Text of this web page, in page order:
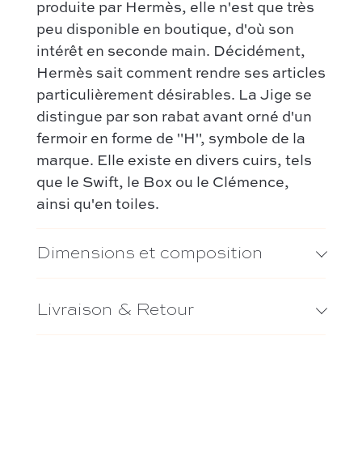
Kelly – Hermès
Niki – Saint Laurent
Lady Dior – Dior
Timeless – Chanel
Chanel 22 – Chanel
Capucines – Louis Vuitton
Louis Vuitton
Chanel
Nos modèles préférés :
Niki – Saint Laurent
Lady Dior – Dior
Timeless – Chanel
produite par Hermès, elle n'est que très
peu disponible en boutique, d'où son
intérêt en seconde main. Décidément,
Hermès sait comment rendre ses articles
particulièrement désirables. La Jige se
distingue par son rabat avant orné d'un
fermoir en forme de "H", symbole de la
marque. Elle existe en divers cuirs, tels
que le Swift, le Box ou le Clémence,
ainsi qu'en toiles.
Dimensions et composition
Livraison & Retour